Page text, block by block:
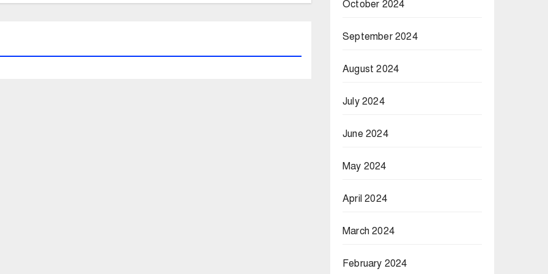
October 2024
September 2024
August 2024
July 2024
June 2024
May 2024
April 2024
March 2024
February 2024